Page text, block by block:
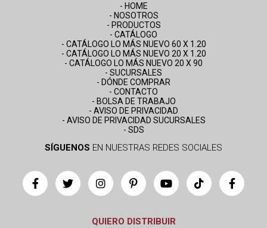
- HOME
- NOSOTROS
- PRODUCTOS
- CATÁLOGO
- CATÁLOGO LO MÁS NUEVO 60 X 1.20
- CATÁLOGO LO MÁS NUEVO 20 X 1.20
- CATÁLOGO LO MÁS NUEVO 20 X 90
- SUCURSALES
- DÓNDE COMPRAR
- CONTACTO
- BOLSA DE TRABAJO
- AVISO DE PRIVACIDAD
- AVISO DE PRIVACIDAD SUCURSALES
- SDS
SÍGUENOS EN NUESTRAS REDES SOCIALES
QUIERO DISTRIBUIR